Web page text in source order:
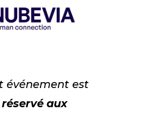
événement est
réservé aux